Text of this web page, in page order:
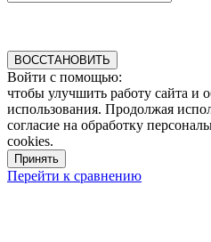
ВОССТАНОВИТЬ
Войти с помощью:
чтобы улучшить работу сайта и
использования. Продолжая
согласие на обработку
cookies.
Принять
Перейти к сравнению